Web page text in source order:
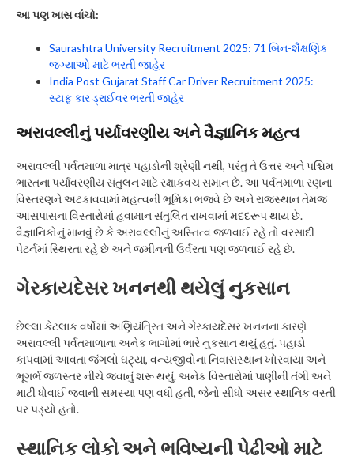
આ પણ ખાસ વાંચો:
Saurashtra University Recruitment 2025: 71 બિન-શૈક્ષણિક
જગ્યાઓ માટે ભરતી જાહેર
India Post Gujarat Staff Car Driver Recruitment 2025:
સ્ટાફ કાર ડ્રાઈવર ભરતી જાહેર
અરાવલ્લીનું પર્યાવરણીય અને વૈજ્ઞાનિક મહત્વ
અરાવલ્લી પર્વતમાળા માત્ર પહાડોની શ્રેણી નથી, પરંતુ તે ઉત્તર અને પશ્ચિમ
ભારતના પર્યાવરણીય સંતુલન માટે રક્ષાકવચ સમાન છે. આ પર્વતમાળા રણના
વિસ્તરણને અટકાવવામાં મહત્વની ભૂમિકા ભજવે છે અને રાજસ્થાન તેમજ
આસપાસના વિસ્તારોમાં હવામાન સંતુલિત રાખવામાં મદદરૂપ થાય છે.
વૈજ્ઞાનિકોનું માનવું છે કે અરાવલ્લીનું અસ્તિત્વ જળવાઈ રહે તો વરસાદી
પેટર્નમાં સ્થિરતા રહે છે અને જમીનની ઉર્વરતા પણ જળવાઈ રહે છે.
ગેરકાયદેસર ખનનથી થયેલું નુકસાન
છેલ્લા કેટલાક વર્ષોમાં અણિયંત્રિત અને ગેરકાયદેસર ખનનના કારણે
અરાવલ્લી પર્વતમાળાના અનેક ભાગોમાં ભારે નુકસાન થયું હતું. પહાડો
કાપવામાં આવતા જંગલો ઘટ્યા, વન્યજીવોના નિવાસસ્થાન ખોરવાયા અને
ભૂગર્ભ જળસ્તર નીચે જવાનું શરૂ થયું. અનેક વિસ્તારોમાં પાણીની તંગી અને
માટી ધોવાઈ જવાની સમસ્યા પણ વધી હતી, જેનો સીધો અસર સ્થાનિક વસ્તી
પર પડ્યો હતો.
સ્થાનિક લોકો અને ભવિષ્યની પેઢીઓ માટે